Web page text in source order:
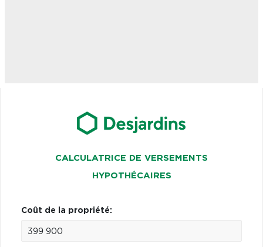
CALCULATRICE DE VERSEMENTS
HYPOTHÉCAIRES
Coût de la propriété: